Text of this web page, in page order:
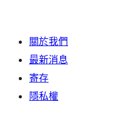
關於我們
最新消息
寄存
隱私權